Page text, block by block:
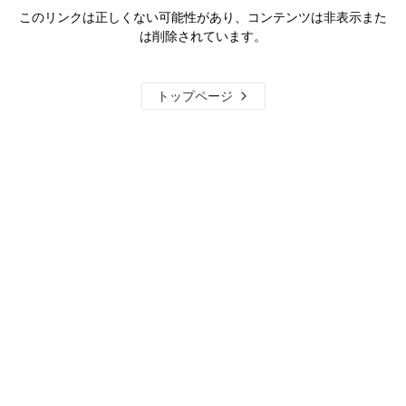
このリンクは正しくない可能性があり、コンテンツは非表示また
は削除されています。
トップページ